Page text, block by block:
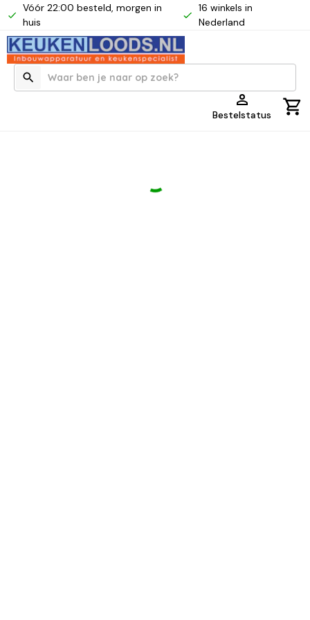
Vóór 22:00 besteld, morgen in
huis
16 winkels in
Nederland
Bestelstatus